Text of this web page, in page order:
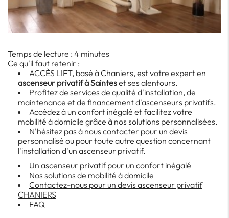
Temps de lecture : 4 minutes
Ce qu'il faut retenir :
ACCÈS LIFT, basé à Chaniers, est votre expert en
ascenseur privatif à Sainteset ses alentours.
Profitez de services de qualité d'installation, de
maintenance et de financement d'ascenseurs privatifs.
Accédez à un confort inégalé et facilitez votre
mobilité à domicile grâce à nos solutions personnalisées.
N'hésitez pas à nous contacter pour un devis
personnalisé ou pour toute autre question concernant
l'installation d'un ascenseur privatif.
Un ascenseur privatif pour un confort inégalé
Nos solutions de mobilité à domicile
Contactez-nous pour un devis ascenseur privatif
CHANIERS
FAQ